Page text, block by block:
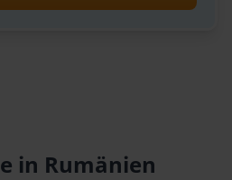
in Rumänien